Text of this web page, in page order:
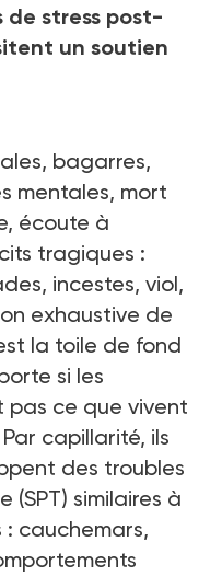
stress post-
un soutien
bagarres,
mentales, mort
écoute à
tragiques :
incestes, viol,
exhaustive de
la toile de fond
si les
pas ce que vivent
capillarité, ils
des troubles
similaires à
cauchemars,